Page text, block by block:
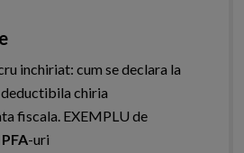
inchiriat: cum se declara la
chiria
fiscala. EXEMPLU de
PFA-uri